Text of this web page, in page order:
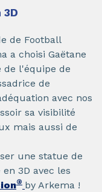
de Football
a choisi Gaëtane
de l'équipe de
de
avec nos
sa visibilité
mais aussi de
une statue de
3D avec les
® by Arkema !